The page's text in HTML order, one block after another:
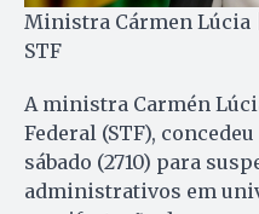
Ministra Cármen Lúcia
STF
A ministra Carmén
Federal (STF),
sábado (2710) para
administrativos em